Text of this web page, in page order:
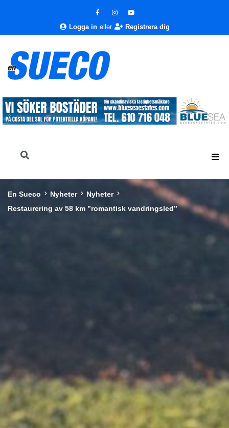
Logga in eller Registrera dig
En Sueco Nyheter
Nyheter
Restaurering av 58 km ”romantisk vandringsled”